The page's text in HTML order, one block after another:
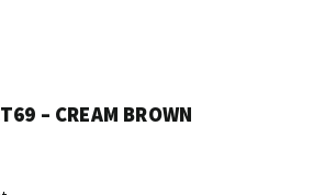
– CREAM BROWN